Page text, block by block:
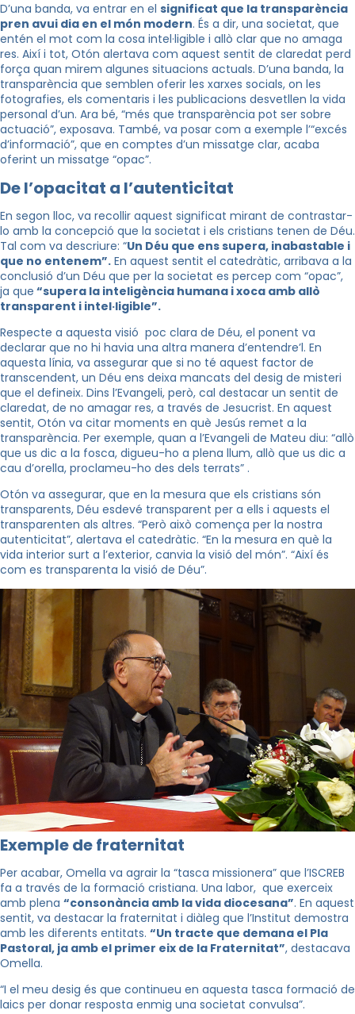
D’una banda, va entrar en el significat que la transparència
pren avui dia en el món modern. És a dir, una societat, que
entén el mot com la cosa intel·ligible i allò clar que no amaga
res. Així i tot, Otón alertava com aquest sentit de claredat perd
força quan mirem algunes situacions actuals. D’una banda, la
transparència que semblen oferir les xarxes socials, on les
fotografies, els comentaris i les publicacions desvetllen la vida
personal d’un. Ara bé, “més que transparència pot ser sobre
actuació”, exposava. També, va posar com a exemple l’“excés
d’informació”, que en comptes d’un missatge clar, acaba
oferint un missatge “opac”.
De l’opacitat a l’autenticitat
En segon lloc, va recollir aquest significat mirant de contrastar-
lo amb la concepció que la societat i els cristians tenen de Déu.
Tal com va descriure: “Un Déu que ens supera, inabastable i
que no entenem”. En aquest sentit el catedràtic, arribava a la
conclusió d’un Déu que per la societat es percep com “opac”,
ja que “supera la inteligència humana i xoca amb allò
transparent i intel·ligible”.
Respecte a aquesta visió poc clara de Déu, el ponent va
declarar que no hi havia una altra manera d’entendre’l. En
aquesta línia, va assegurar que si no té aquest factor de
transcendent, un Déu ens deixa mancats del desig de misteri
que el defineix. Dins l’Evangeli, però, cal destacar un sentit de
claredat, de no amagar res, a través de Jesucrist. En aquest
sentit, Otón va citar moments en què Jesús remet a la
transparència. Per exemple, quan a l’Evangeli de Mateu diu: “allò
que us dic a la fosca, digueu-ho a plena llum, allò que us dic a
cau d’orella, proclameu-ho des dels terrats” .
Otón va assegurar, que en la mesura que els cristians són
transparents, Déu esdevé transparent per a ells i aquests el
transparenten als altres. “Però això comença per la nostra
autenticitat”, alertava el catedràtic. “En la mesura en què la
vida interior surt a l’exterior, canvia la visió del món”. “Així és
com es transparenta la visió de Déu”.
Exemple de fraternitat
Per acabar, Omella va agrair la “tasca missionera” que l’ISCREB
fa a través de la formació cristiana. Una labor, que exerceix
amb plena “consonància amb la vida diocesana”. En aquest
sentit, va destacar la fraternitat i diàleg que l’Institut demostra
amb les diferents entitats. “Un tracte que demana el Pla
Pastoral, ja amb el primer eix de la Fraternitat”, destacava
Omella.
“I el meu desig és que continueu en aquesta tasca formació de
laics per donar resposta enmig una societat convulsa”.